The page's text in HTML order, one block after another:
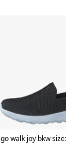
go walk joy bkw